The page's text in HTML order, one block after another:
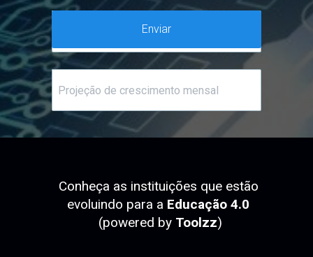
Enviar
evoluindo para a
(powered by Toolzz)